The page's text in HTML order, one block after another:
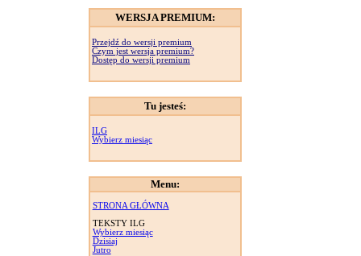
WERSJA PREMIUM:
Przejdź do wersji premium
Czym jest wersja premium?
Dostęp do wersji premium
Tu jesteś:
ILG
Wybierz miesiąc
Menu:
STRONA GŁÓWNA
TEKSTY ILG
Wybierz miesiąc
Dzisiaj
Jutro